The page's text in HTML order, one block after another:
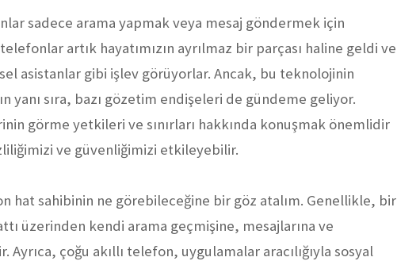
sadece arama yapmak veya mesaj göndermek için
telefonlar artık hayatımızın ayrılmaz bir parçası haline geldi ve
asistanlar gibi işlev görüyorlar. Ancak, bu teknolojinin
yanı sıra, bazı gözetim endişeleri de gündeme geliyor.
görme yetkileri ve sınırları hakkında konuşmak önemlidir
ve güvenliğimizi etkileyebilir.
hat sahibinin ne görebileceğine bir göz atalım. Genellikle, bir
üzerinden kendi arama geçmişine, mesajlarına ve
Ayrıca, çoğu akıllı telefon, uygulamalar aracılığıyla sosyal